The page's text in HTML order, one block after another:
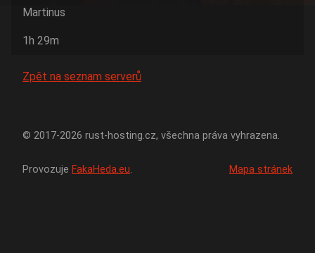
Martinus
1h 29m
Zpět na seznam serverů
© 2017-2026 rust-hosting.cz, všechna práva vyhrazena.
Provozuje FakaHeda.eu. Mapa stránek